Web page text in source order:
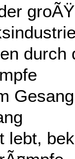
durch
lebt,